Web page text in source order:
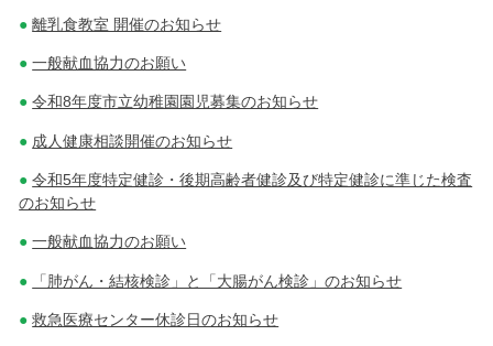
離乳食教室 開催のお知らせ
一般献血協力のお願い
令和8年度市立幼稚園園児募集のお知らせ
成人健康相談開催のお知らせ
令和5年度特定健診・後期高齢者健診及び特定健診に準じた検査
のお知らせ
一般献血協力のお願い
「肺がん・結核検診」と「大腸がん検診」のお知らせ
救急医療センター休診日のお知らせ